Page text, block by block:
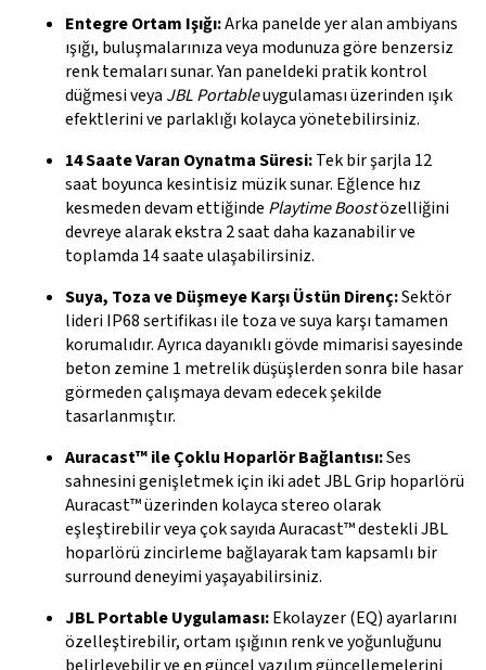
Entegre Ortam Işığı:Arka panelde yer alan ambiyans
ışığı, buluşmalarınıza veya modunuza göre benzersiz
renk temaları sunar. Yan paneldeki pratik kontrol
düğmesi veya JBL Portableuygulaması üzerinden ışık
efektlerini ve parlaklığı kolayca yönetebilirsiniz.
14 Saate Varan Oynatma Süresi:Tek bir şarjla 12
saat boyunca kesintisiz müzik sunar. Eğlence hız
kesmeden devam ettiğinde Playtime Boostözelliğini
devreye alarak ekstra 2 saat daha kazanabilir ve
toplamda 14 saate ulaşabilirsiniz.
Suya, Toza ve Düşmeye Karşı Üstün Direnç:Sektör
lideri IP68 sertifikası ile toza ve suya karşı tamamen
korumalıdır. Ayrıca dayanıklı gövde mimarisi sayesinde
beton zemine 1 metrelik düşüşlerden sonra bile hasar
görmeden çalışmaya devam edecek şekilde
tasarlanmıştır.
Auracast™ ile Çoklu Hoparlör Bağlantısı:Ses
sahnesini genişletmek için iki adet JBL Grip hoparlörü
Auracast™ üzerinden kolayca stereo olarak
eşleştirebilir veya çok sayıda Auracast™ destekli JBL
hoparlörü zincirleme bağlayarak tam kapsamlı bir
surround deneyimi yaşayabilirsiniz.
JBL Portable Uygulaması:Ekolayzer (EQ) ayarlarını
özelleştirebilir, ortam ışığının renk ve yoğunluğunu